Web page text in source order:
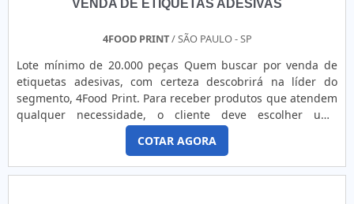
VENDA DE ETIQUETAS ADESIVAS
4FOOD PRINT/ SÃO PAULO - SP
Lote mínimo de 20.000 peças Quem buscar por venda de
etiquetas adesivas, com certeza descobrirá na líder do
segmento, 4Food Print. Para receber produtos que atendem
qualquer necessidade, o cliente deve escolher uma
organização que se destaque por um bom suporte pré-
venda e tenha ampla experiência no ramo.Quando a
temática é venda de etiquetas adesivas, com a melhor mão
de obra da 4Food Print o cliente obterá assertividade e
COTAR AGORA